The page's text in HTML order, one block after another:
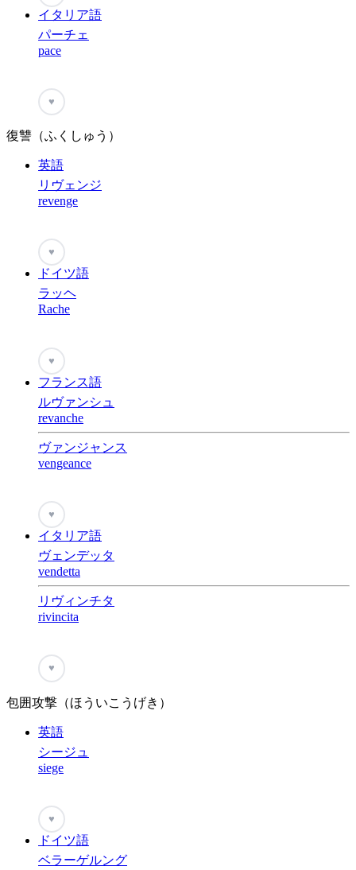
イタリア語
パーチェ
pace
♥
復讐（ふくしゅう）
英語
リヴェンジ
revenge
♥
ドイツ語
ラッヘ
Rache
♥
フランス語
ルヴァンシュ
revanche
ヴァンジャンス
vengeance
♥
イタリア語
ヴェンデッタ
vendetta
リヴィンチタ
rivincita
♥
包囲攻撃（ほういこうげき）
英語
シージュ
siege
♥
ドイツ語
ベラーゲルング